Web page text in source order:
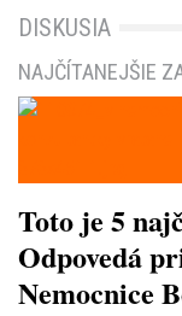
DISKUSIA
NAJČÍTANEJŠIE
Toto je 5
Odpovedá
Nemocnice